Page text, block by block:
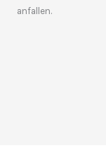
anfallen.